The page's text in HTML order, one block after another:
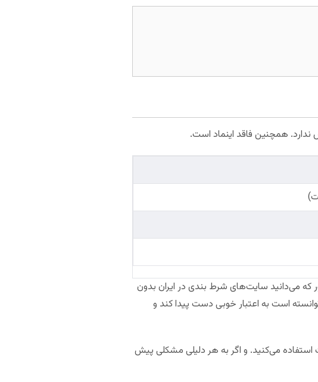
که می‌دانید سایت‌های شرط بندی در ایران بدون
نامعتبر بودن آن نیست. جت بت طی حدود ۱۰ سال فعالیت توانسته است به اعتبار خوبی دست پیدا کند و
استفاده می‌کنید. و اگر به هر دلیلی مشکلی پیش